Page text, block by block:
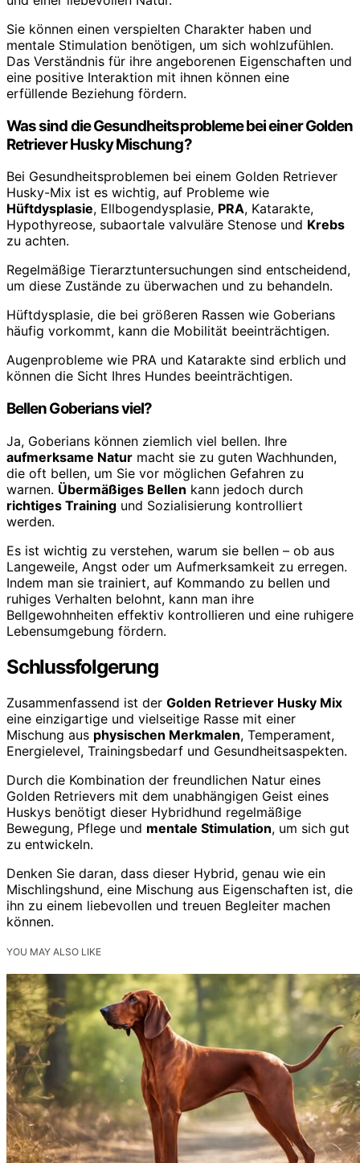
Sie können einen verspielten Charakter haben und
mentale Stimulation benötigen, um sich wohlzufühlen.
Das Verständnis für ihre angeborenen Eigenschaften und
eine positive Interaktion mit ihnen können eine
erfüllende Beziehung fördern.
Was sind die Gesundheitsprobleme bei einer Golden
Retriever Husky Mischung?
Bei Gesundheitsproblemen bei einem Golden Retriever
Husky-Mix ist es wichtig, auf Probleme wie
Hüftdysplasie, Ellbogendysplasie, PRA, Katarakte,
Hypothyreose, subaortale valvuläre Stenose und Krebs
zu achten.
Regelmäßige Tierarztuntersuchungen sind entscheidend,
um diese Zustände zu überwachen und zu behandeln.
Hüftdysplasie, die bei größeren Rassen wie Goberians
häufig vorkommt, kann die Mobilität beeinträchtigen.
Augenprobleme wie PRA und Katarakte sind erblich und
können die Sicht Ihres Hundes beeinträchtigen.
Bellen Goberians viel?
Ja, Goberians können ziemlich viel bellen. Ihre
aufmerksame Natur macht sie zu guten Wachhunden,
die oft bellen, um Sie vor möglichen Gefahren zu
warnen. Übermäßiges Bellen kann jedoch durch
richtiges Training und Sozialisierung kontrolliert
werden.
Es ist wichtig zu verstehen, warum sie bellen – ob aus
Langeweile, Angst oder um Aufmerksamkeit zu erregen.
Indem man sie trainiert, auf Kommando zu bellen und
ruhiges Verhalten belohnt, kann man ihre
Bellgewohnheiten effektiv kontrollieren und eine ruhigere
Lebensumgebung fördern.
Schlussfolgerung
Zusammenfassend ist der Golden Retriever Husky Mix
eine einzigartige und vielseitige Rasse mit einer
Mischung aus physischen Merkmalen, Temperament,
Energielevel, Trainingsbedarf und Gesundheitsaspekten.
Durch die Kombination der freundlichen Natur eines
Golden Retrievers mit dem unabhängigen Geist eines
Huskys benötigt dieser Hybridhund regelmäßige
Bewegung, Pflege und mentale Stimulation, um sich gut
zu entwickeln.
Denken Sie daran, dass dieser Hybrid, genau wie ein
Mischlingshund, eine Mischung aus Eigenschaften ist, die
ihn zu einem liebevollen und treuen Begleiter machen
können.
YOU MAY ALSO LIKE